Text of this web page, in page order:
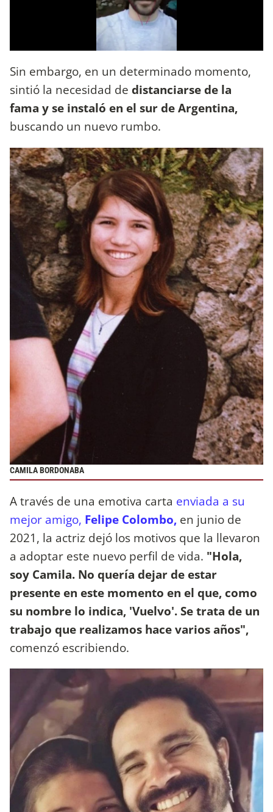
Sin embargo, en un determinado momento,
sintió la necesidad de distanciarse de la
fama y se instaló en el sur de Argentina,
buscando un nuevo rumbo.
CAMILA BORDONABA
A través de una emotiva carta enviada a su
mejor amigo, Felipe Colombo, en junio de
2021, la actriz dejó los motivos que la llevaron
a adoptar este nuevo perfil de vida. "Hola,
soy Camila. No quería dejar de estar
presente en este momento en el que, como
su nombre lo indica, 'Vuelvo'. Se trata de un
trabajo que realizamos hace varios años",
comenzó escribiendo.